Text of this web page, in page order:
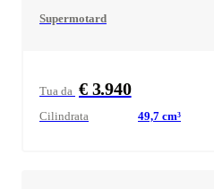
Supermotard
Tua da € 3.940
Cilindrata 49,7 cm³